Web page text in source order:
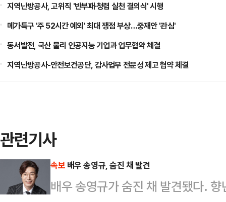
지역난방공사, 고위직 '반부패·청렴 실천 결의식' 시행
메가특구 '주 52시간 예외' 최대 쟁점 부상…중재안 '관심'
동서발전, 국산 물리 인공지능 기업과 업무협약 체결
지역난방공사-안전보건공단, 감사업무 전문성 제고 협약 체결
관련기사
속보 배우 송영규, 숨진 채 발견
배우 송영규가 숨진 채 발견됐다.